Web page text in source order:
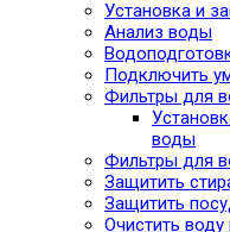
Установка и
Анализ воды
Подключить
Фильтры для
воды
Фильтры для
Защитить
Защитить
Очистить